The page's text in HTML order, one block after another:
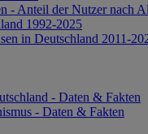
- Anteil der Nutzer nach
1992-2025
in Deutschland 2011-
- Daten & Fakten
- Daten & Fakten